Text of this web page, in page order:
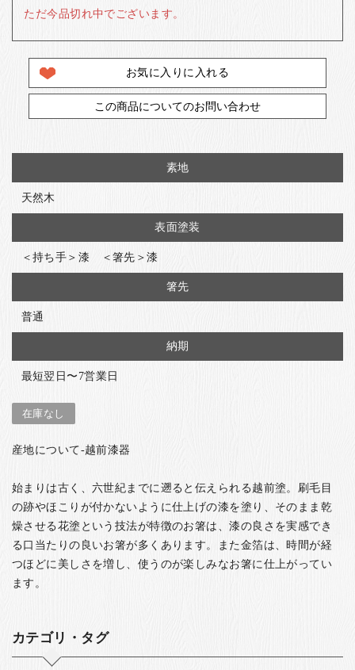
ただ今品切れ中でございます。
お気に入りに入れる
この商品についてのお問い合わせ
素地
天然木
表面塗装
＜持ち手＞漆 ＜箸先＞漆
箸先
普通
納期
最短翌日〜7営業日
在庫なし
産地について-越前漆器
始まりは古く、六世紀までに遡ると伝えられる越前塗。刷毛目
の跡やほこりが付かないように仕上げの漆を塗り、そのまま乾
燥させる花塗という技法が特徴のお箸は、漆の良さを実感でき
る口当たりの良いお箸が多くあります。また金箔は、時間が経
つほどに美しさを増し、使うのが楽しみなお箸に仕上がってい
ます。
カテゴリ・タグ